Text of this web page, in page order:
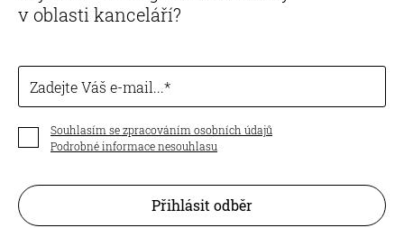
v oblasti kanceláří?
Zadejte Váš e-mail...
Souhlasím se zpracováním osobních údajů
Podrobné informace nesouhlasu
Přihlásit odběr